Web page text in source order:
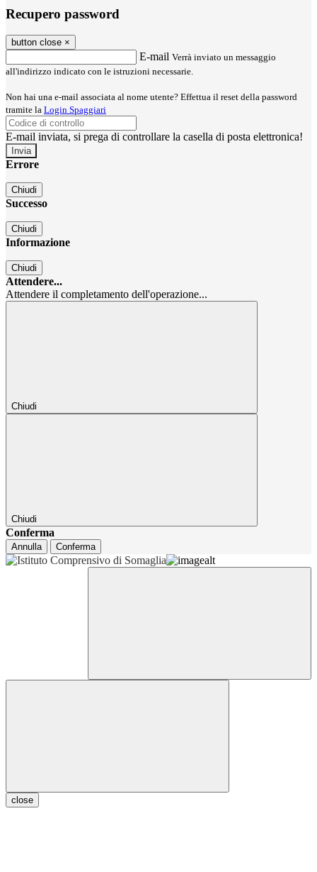
Recupero password
button close ×
E-mail Verrà inviato un messaggio
all'indirizzo indicato con le istruzioni necessarie.
Non hai una e-mail associata al nome utente? Effettua il reset della password
tramite la Login Spaggiari
E-mail inviata, si prega di controllare la casella di posta elettronica!
Errore
Chiudi
Successo
Chiudi
Informazione
Chiudi
Attendere...
Attendere il completamento dell'operazione...
Chiudi
Chiudi
Conferma
Annulla Conferma
close